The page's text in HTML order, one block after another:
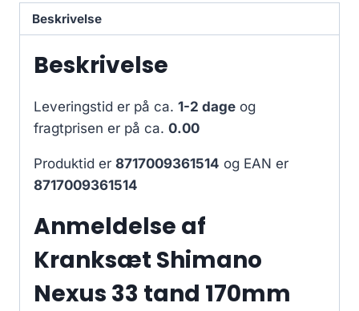
Beskrivelse
Beskrivelse
Leveringstid er på ca. 1-2 dage og
fragtprisen er på ca. 0.00
Produktid er 8717009361514 og EAN er
8717009361514
Anmeldelse af
Kranksæt Shimano
Nexus 33 tand 170mm